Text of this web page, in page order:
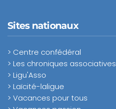
Sites nationaux
> Centre confédéral
> Les chroniques associatives
> Ligu'Asso
> Laïcité-laligue
> Vacances pour tous